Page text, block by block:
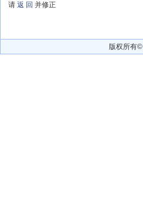
请 返 回 并修正
版权所有©